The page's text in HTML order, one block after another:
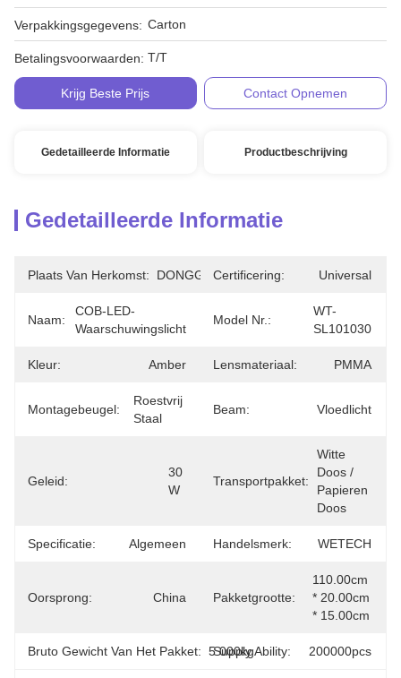
Verpakkingsgegevens: Carton
Betalingsvoorwaarden: T/T
Krijg Beste Prijs Contact Opnemen
Gedetailleerde Informatie Productbeschrijving
Gedetailleerde Informatie
Plaats Van Herkomst: DONGGUANCertificering: Universal
Naam:
COB-LED-
Waarschuwingslicht
Model Nr.:
WT-
SL101030
Kleur: Amber Lensmateriaal: PMMA
Montagebeugel:
Roestvrij
Staal
Beam: Vloedlicht
Geleid:
30
W
Transportpakket:
Witte
Doos /
Papieren
Doos
Specificatie: Algemeen Handelsmerk: WETECH
Oorsprong: China Pakketgrootte:
110.00cm
* 20.00cm
* 15.00cm
Bruto Gewicht Van Het Pakket: 5.000kg
Supply Ability: 200000pcs